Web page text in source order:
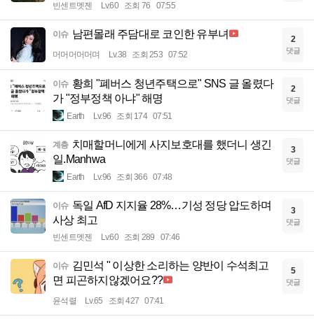
빈센트멧젠 Lv.60 조회 76 07:55
이슈 남편몰래 주담대로 코인한 유부녀
머머머머머며 Lv.38 조회 253 07:52
2
댓글
이슈 황희 "폐버스 청년주택으로" SNS 글 올렸다
가 "정부정책 아냐" 해명
Earth Lv.96 조회 174 07:51
2
댓글
계층 치매할머니에게 사지보호대를 했더니 생긴
일.Manhwa
Earth Lv.96 조회 366 07:48
3
댓글
이슈 독일 AfD 지지율 28%…기성 정당 압도하며
사상 최고
빈센트멧젠 Lv.60 조회 289 07:46
3
댓글
이슈 김민석 " 이상한 소리하는 양반이 수석최고
면 피곤하지않겠어요??
윤석렬 Lv.65 조회 427 07:41
5
댓글